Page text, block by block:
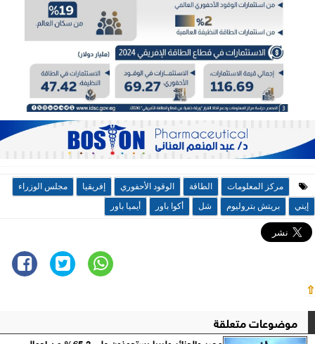
مركز المعلومات الطاقة الوقود الأحفوري إفريقيا
مجلس الوزراء
إيني
بريتش بتروليوم شل أكوا باور أيميا باور
⇧
موضوعات متعلقة